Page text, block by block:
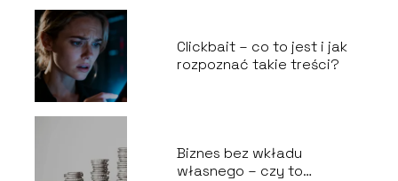
Clickbait – co to jest i jak
rozpoznać takie treści?
Biznes bez wkładu
własnego – czy to